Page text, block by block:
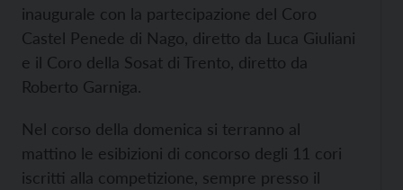
inaugurale con la partecipazione del Coro
Castel Penede di Nago, diretto da Luca Giuliani
e il Coro della Sosat di Trento, diretto da
Roberto Garniga.
Nel corso della domenica si terranno al
mattino le esibizioni di concorso degli 11 cori
iscritti alla competizione, sempre presso il